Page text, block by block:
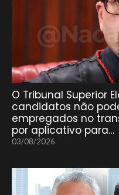
O Tribunal Superior
candidatos não
empregados no
por aplicativo para…
03/08/2026